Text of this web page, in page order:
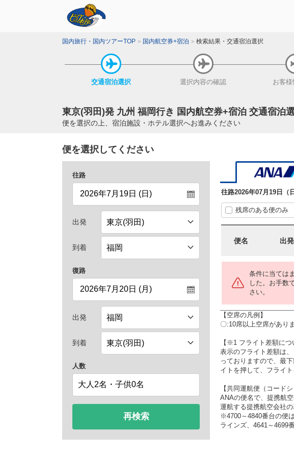
国内旅行・国内ツアーTOP 国内航空券+宿泊 検索結果・交通宿泊選択
交通宿泊選択 選択内容の確認 お客様
東京(羽田)発 九州 福岡行き 国内航空券+宿泊 交通宿泊
便を選択の上、宿泊施設・ホテル選択へお進みください
便を選択してください
往路
出発
到着
復路
出発
到着
人数
再検索
往路2026年07月19日（日
残席のある便のみ
便名 出発
条件に当ては
した。お手数
さい。
【空席の凡例】
〇:10席以上空席があり
【※1 フライト差額につ
表示のフライト差額は
っておりますので、最
イトを押して、フライ
【共同運航便（コード
ANAの便名で、提携航
運航する提携航空会社の
※4700～4840番台の便
ラインズ、4641～4699